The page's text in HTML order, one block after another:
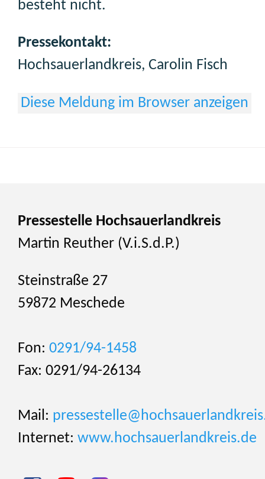
besteht nicht.
Pressekontakt:
Hochsauerlandkreis, Carolin Fisch
Diese Meldung im Browser anzeigen
Pressestelle Hochsauerlandkreis
Martin Reuther (V.i.S.d.P.)
Steinstraße 27
59872 Meschede
Fon: 0291/94-1458
Fax: 0291/94-26134
Mail:
Internet: www.hochsauerlandkreis.de